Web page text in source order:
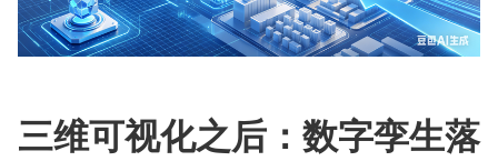
三维可视化之后：数字孪生落